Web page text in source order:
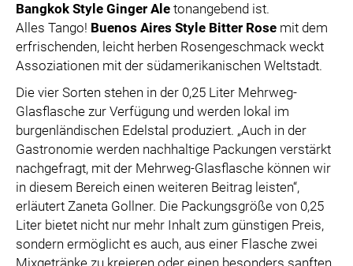
Bangkok Style Ginger Ale tonangebend ist.
Alles Tango! Buenos Aires Style Bitter Rose mit dem
erfrischenden, leicht herben Rosengeschmack weckt
Assoziationen mit der südamerikanischen Weltstadt.
Die vier Sorten stehen in der 0,25 Liter Mehrweg-
Glasflasche zur Verfügung und werden lokal im
burgenländischen Edelstal produziert. „Auch in der
Gastronomie werden nachhaltige Packungen verstärkt
nachgefragt, mit der Mehrweg-Glasflasche können wir
in diesem Bereich einen weiteren Beitrag leisten“,
erläutert Zaneta Gollner. Die Packungsgröße von 0,25
Liter bietet nicht nur mehr Inhalt zum günstigen Preis,
sondern ermöglicht es auch, aus einer Flasche zwei